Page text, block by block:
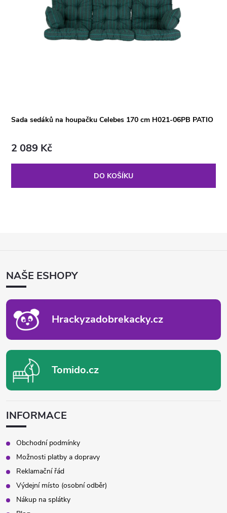
Sada sedáků na houpačku Celebes 170 cm H021-06PB PATIO
2 089 Kč
DO KOŠÍKU
ANAŠE ESHOPY
Hrackyzadobrekacky.cz
Tomido.cz
INFORMACE
Obchodní podmínky
Možnosti platby a dopravy
Reklamační řád
Výdejní místo (osobní odběr)
Nákup na splátky